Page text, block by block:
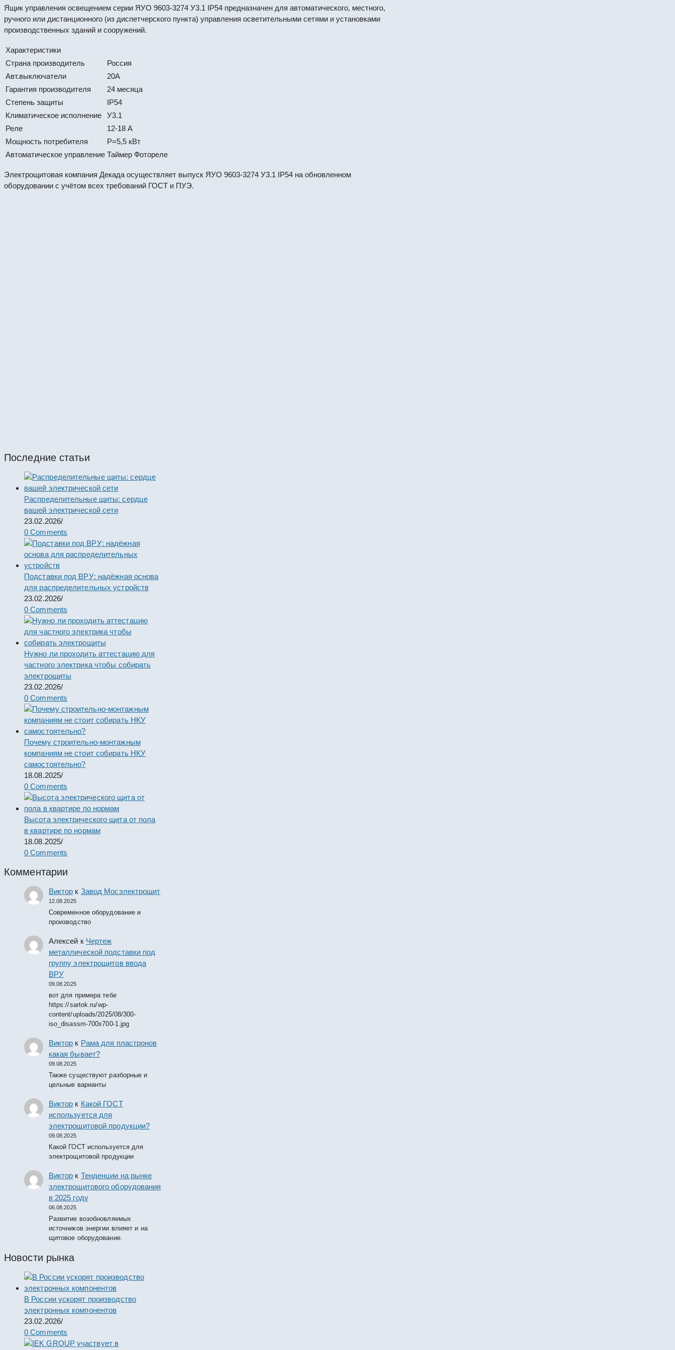
Ящик управления освещением серии ЯУО 9603-3274 У3.1 IP54 предназначен для автоматического, местного,
ручного или дистанционного (из диспетчерского пункта) управления осветительными сетями и установками
производственных зданий и сооружений.
Характеристики
Страна производитель
Россия
Авт.выключатели
20А
Гарантия производителя
24 месяца
Степень защиты
IP54
Климатическое исполнение
У3.1
Реле
12-18 А
Мощность потребителя
Р=5,5 кВт
Автоматическое управление Таймер Фотореле
Электрощитовая компания Декада осуществляет выпуск ЯУО 9603-3274 У3.1 IP54 на обновленном
оборудовании с учётом всех требований ГОСТ и ПУЭ.
Последние статьи
Распределительные щиты: сердце
вашей электрической сети
23.02.2026/
0 Comments
Подставки под ВРУ: надёжная основа
для распределительных устройств
23.02.2026/
0 Comments
Нужно ли проходить аттестацию для
частного электрика чтобы собирать
электрощиты
23.02.2026/
0 Comments
Почему строительно-монтажным
компаниям не стоит собирать НКУ
самостоятельно?
18.08.2025/
0 Comments
Высота электрического щита от пола
в квартире по нормам
18.08.2025/
0 Comments
Комментарии
Виктор к Завод Мосэлектрощит
12.08.2025
Современное оборудование и
производство
Алексей к Чертеж
металлической подставки под
группу электрощитов ввода
ВРУ
09.08.2025
вот для примера тебе
https://sartok.ru/wp-
content/uploads/2025/08/300-
iso_disassm-700x700-1.jpg
Виктор к Рама для пластронов
какая бывает?
09.08.2025
Также существуют разборные и
цельные варианты
Виктор к Какой ГОСТ
используется для
электрощитовой продукции?
09.08.2025
Какой ГОСТ используется для
электрощитовой продукции
Виктор к Тенденции на рынке
электрощитового оборудования
в 2025 году
06.08.2025
Развитие возобновляемых
источников энергии влияет и на
щитовое оборудование.
Новости рынка
В России ускорят производство
электронных компонентов
23.02.2026/
0 Comments